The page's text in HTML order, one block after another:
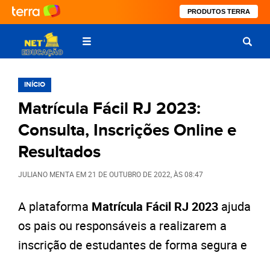
PRODUTOS TERRA
INÍCIO
Matrícula Fácil RJ 2023:
Consulta, Inscrições Online e
Resultados
JULIANO MENTA EM21 DE OUTUBRO DE 2022 , ÀS08:47
A plataforma Matrícula Fácil RJ 2023 ajuda
os pais ou responsáveis a realizarem a
inscrição de estudantes de forma segura e